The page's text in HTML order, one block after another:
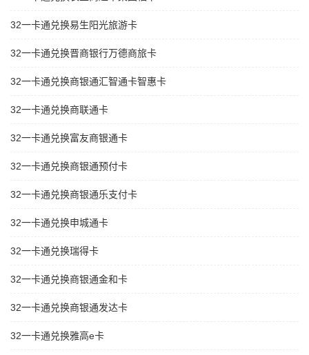
32一卡通兑换易生阳光旅游卡
32一卡通兑换晋商银行万德商旅卡
32一卡通兑换商银通汇智通卡智惠卡
32一卡通兑换商联通卡
32一卡通兑换富友商银通卡
32一卡通兑换商银通预付卡
32一卡通兑换商银通乐支付卡
32一卡通兑换申城通卡
32一卡通兑换瑞得卡
32一卡通兑换商银通金和卡
32一卡通兑换商银通发达卡
32一卡通兑换雅高e卡